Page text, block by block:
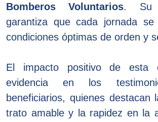
Bomberos Voluntarios. Su
garantiza que cada jornada se
condiciones óptimas de orden y
El impacto positivo de esta
evidencia en los
beneficiarios, quienes destacan
trato amable y la rapidez en la